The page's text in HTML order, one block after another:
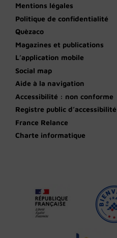
Mentions légales
Politique de confidentialité
Quèzaco
Magazines et publications
L’application mobile
Social map
Aide à la navigation
Accessibilité : non conforme
Registre public d’accessibilité
France Relance
Charte informatique